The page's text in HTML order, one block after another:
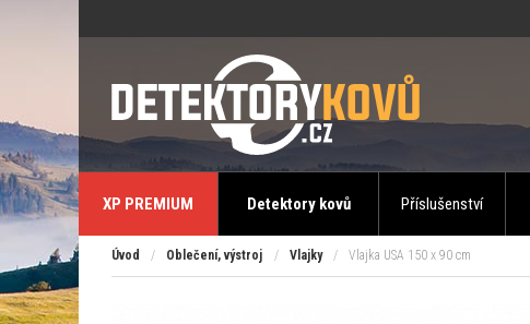
XP PREMIUM Detektory kovů Příslušenství
Úvod / Oblečení, výstroj / Vlajky / Vlajka USA 150 x 90 cm